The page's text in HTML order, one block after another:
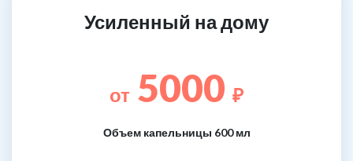
Усиленный на дому
от 5000 ₽
Объем капельницы 600 мл